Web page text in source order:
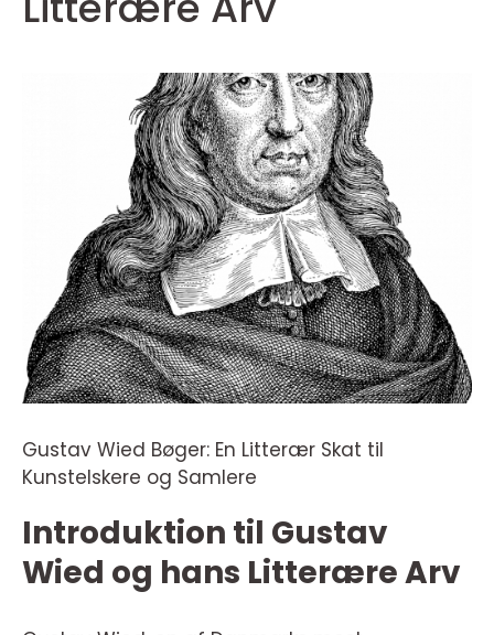
Gustav Wied Bøger: En Litterær Skat til
Kunstelskere og Samlere
Introduktion til Gustav
Wied og hans Litterære Arv